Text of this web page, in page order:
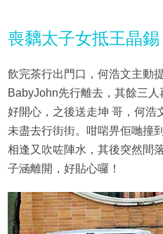
喪黐太子女抵王晶錫
飲完茶行出門口，何浩文主動
BabyJohn先行離去，其餘三
好開心，之後送走坤 哥，何浩
未盡去行街街。咁啱畀佢哋撞
相逢又吹咗陣水，其後突然間
子涵離開，好貼心囉！